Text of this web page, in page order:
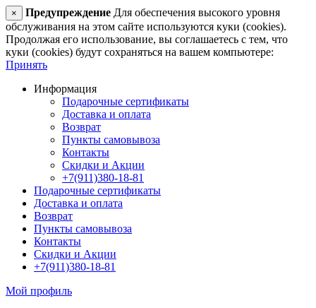
× Предупреждение Для обеспечения высокого уровня
обслуживания на этом сайте используются куки (cookies).
Продолжая его использование, вы соглашаетесь с тем, что
куки (cookies) будут сохраняться на вашем компьютере:
Принять
Информация
Подарочные сертификаты
Доставка и оплата
Возврат
Пункты самовывоза
Контакты
Скидки и Акции
+7(911)380-18-81
Подарочные сертификаты
Доставка и оплата
Возврат
Пункты самовывоза
Контакты
Скидки и Акции
+7(911)380-18-81
Мой профиль